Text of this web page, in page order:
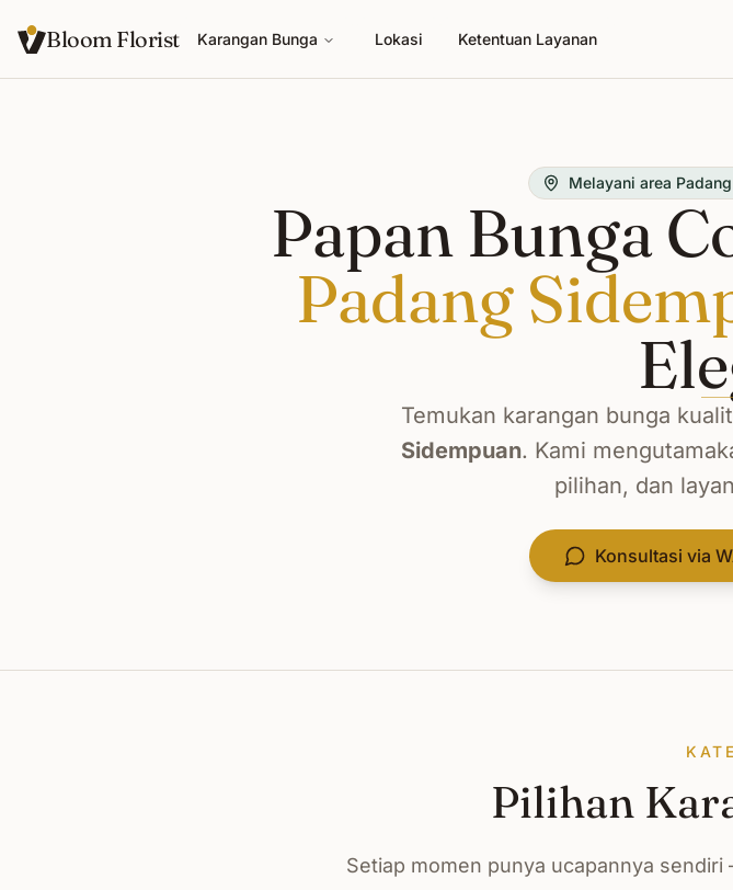
Bloom Florist Karangan Bunga Lokasi Ketentuan Layanan
Melayani area
Papan Bunga
Padang
Temukan karangan bunga
Sidempuan. Kami
pilihan, dan
Konsultasi via
Pilihan
Setiap momen punya ucapannya